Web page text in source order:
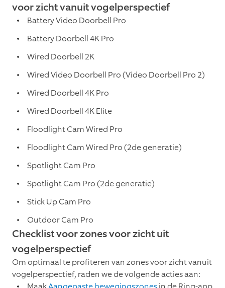
voor zicht vanuit vogelperspectief
Battery Video Doorbell Pro
Battery Doorbell 4K Pro
Wired Doorbell 2K
Wired Video Doorbell Pro (Video Doorbell Pro 2)
Wired Doorbell 4K Pro
Wired Doorbell 4K Elite
Floodlight Cam Wired Pro
Floodlight Cam Wired Pro (2de generatie)
Spotlight Cam Pro
Spotlight Cam Pro (2de generatie)
Stick Up Cam Pro
Outdoor Cam Pro
Checklist voor zones voor zicht uit
vogelperspectief
Om optimaal te profiteren van zones voor zicht vanuit
vogelperspectief, raden we de volgende acties aan: